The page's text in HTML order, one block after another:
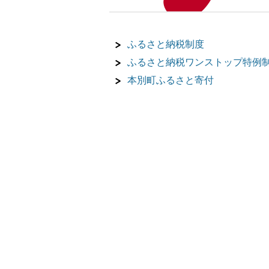
ふるさと納税制度
ふるさと納税ワンストップ特例
本別町ふるさと寄付